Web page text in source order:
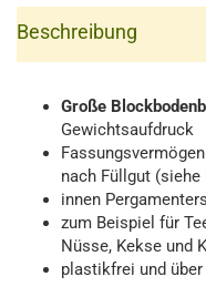
Beschreibung
Große
Gewichtsaufdruck
nach Füllgut
innen
zum Beispiel für
Nüsse, Kekse und
plastikfrei und